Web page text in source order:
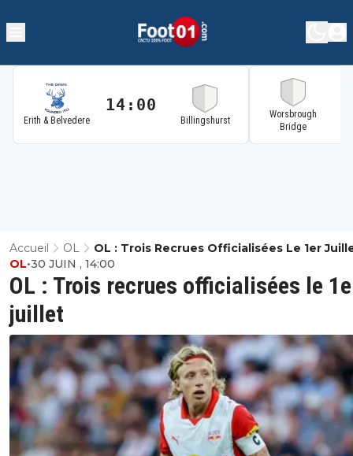
Erith & Belvedere
14:00
Billingshurst
Worsbrough
Bridge
Accueil OL OL : Trois Recrues Officialisées Le 1er
OL : Trois recrues officialisées le
juillet
OL•30 JUIN , 14:00